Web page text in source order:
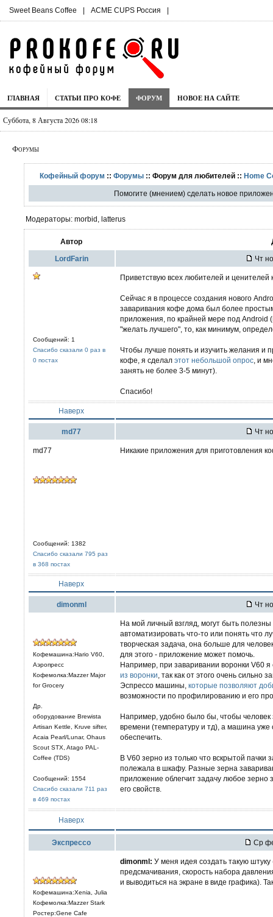
Sweet Beans Coffee | ACME CUPS Россия |
ГЛАВНАЯ СТАТЬИ ПРО КОФЕ ФОРУМ НОВОЕ НА САЙТЕ
Суббота, 8 Августа 2026 08:18
Форумы
Кофейный форум ::Форумы :: Форум для любителей ::Home
Помогите (мнением) сделать новое
Модераторы: morbid, latterus
Автор
LordFarin Чт
Сообщений: 1
Спасибо сказали 0 раз в
0 постах
Приветствую всех любителей и ценителей
Сейчас я в процессе создания нового
заваривания кофе дома был более
приложения, по крайней мере под Android
"желать лучшего", то, как минимум,
Чтобы лучше понять и изучить желания и
кофе, я сделал этот небольшой опрос , и
занять не более 3-5 минут).
Спасибо!
Наверх
md77 Чт
md77
Сообщений: 1382
Спасибо сказали 795 раз
в 368 постах
Никакие приложения для приготовления
Наверх
dimonml Чт
Кофемашина:Hario V60,
Аэропресс
Кофемолка:Mazzer Major
for Grocery
Др.
оборудование Brewista
Artisan Kettle, Kruve sifter,
Acaia Pearl/Lunar, Ohaus
Scout STX, Atago PAL-
Coffee (TDS)
Сообщений: 1554
Спасибо сказали 711 раз
в 469 постах
На мой личный взгляд, могут быть
автоматизировать что-то или понять что
творческая задача, она больше для
для этого - приложение может помочь.
Например, при заваривании воронки V60
из воронки , так как от этого очень сильно
Эспрессо машины, которые позволяют
возможности по профилированию и его
Например, удобно было бы, чтобы
времени (температуру и тд), а машина
обеспечить.
В V60 зерно из только что вскрытой пачки
полежала в шкафу. Разные зерна
приложение облегчит задачу любое зерно
его свойств.
Наверх
Экспрессо Ср
Кофемашина:Xenia, Julia
Кофемолка:Mazzer Stark
Ростер:Gene Cafe
dimonml: У меня идея создать такую
предсмачивания, скорость набора
и выводиться на экране в виде графика).